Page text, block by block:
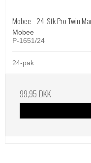
Mobee - 24-Stk Pro Twin
Mobee
P-1651/24
24-pak
99,95 DKK